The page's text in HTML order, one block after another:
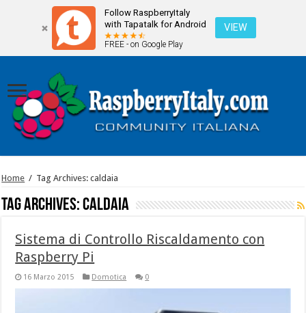
Follow RaspberryItaly
with Tapatalk for Android
FREE - on Google Play
VIEW
Home / Tag Archives: caldaia
Tag Archives:caldaia
Sistema di Controllo Riscaldamento con
Raspberry Pi
16 Marzo 2015 Domotica 0